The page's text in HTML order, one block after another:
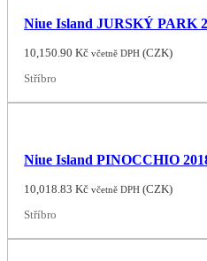
Niue Island JURSKÝ PARK
10,150.90Kč včetně DPH (CZK)
Stříbro
Niue Island PINOCCHIO
10,018.83Kč včetně DPH (CZK)
Stříbro